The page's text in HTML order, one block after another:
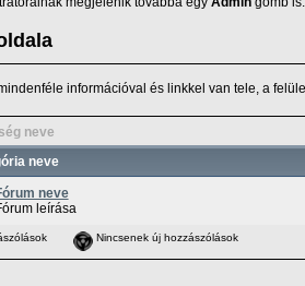
információval és linkkel van tele, a
neve
neve
neve
leírása
Nincsenek új hozzászólások